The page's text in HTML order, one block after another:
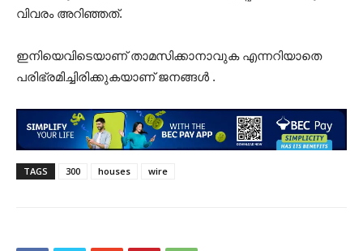
വിവരം അറിഞ്ഞത്.
ഇനിയെവിടെയാണ് താമസിക്കാനാവുക എന്നറിയാതെ
പരിഭ്രമിച്ചിരിക്കുകയാണ് ജനങ്ങൾ .
TAGS 300 houses wire